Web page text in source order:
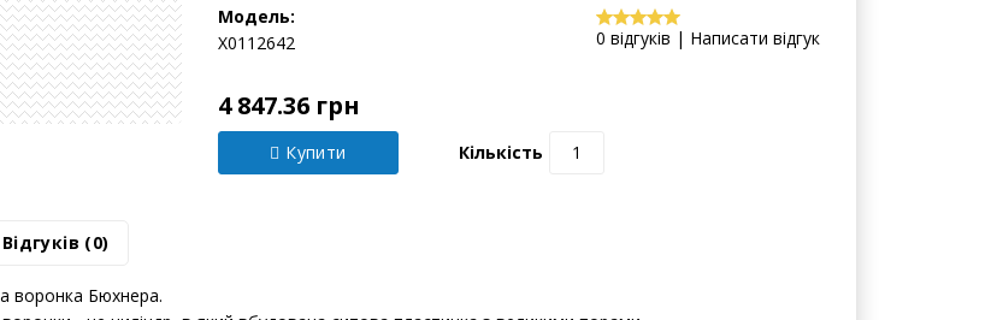
Під замовлення
Х0112642
4 847.36 грн
Відгуків (0)